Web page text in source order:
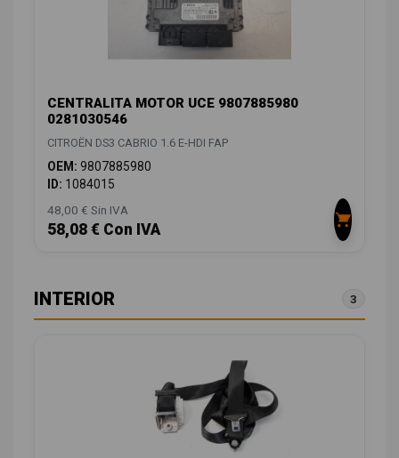
CENTRALITA MOTOR UCE 9807885980
0281030546
CITROËN DS3 CABRIO 1.6 E-HDI FAP
OEM: 9807885980
ID: 1084015
48,00 € Sin IVA
58,08 € Con IVA
INTERIOR 3